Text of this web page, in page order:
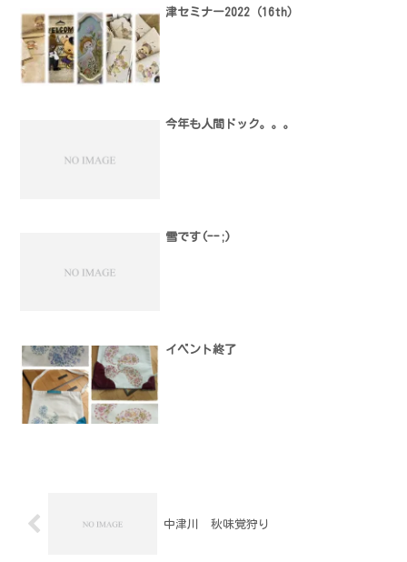
津セミナー2022（16th）
今年も人間ドック。。。
雪です(ｰｰ;)
イベント終了
中津川 秋味覚狩り